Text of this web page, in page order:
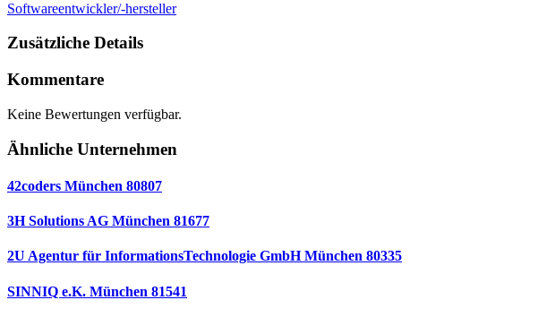
Softwareentwickler/-hersteller
Zusätzliche Details
Kommentare
Keine Bewertungen verfügbar.
Ähnliche Unternehmen
42coders München 80807
3H Solutions AG München 81677
2U Agentur für InformationsTechnologie GmbH München 80335
SINNIQ e.K. München 81541